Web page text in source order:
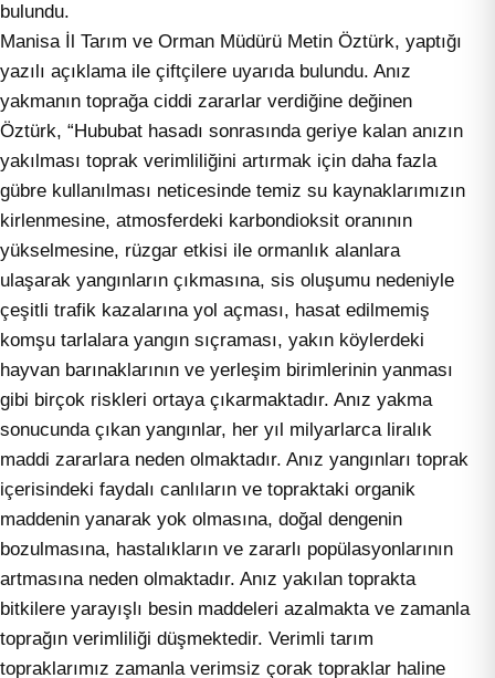
bulundu.
Manisa İl Tarım ve Orman Müdürü Metin Öztürk, yaptığı
yazılı açıklama ile çiftçilere uyarıda bulundu. Anız
yakmanın toprağa ciddi zararlar verdiğine değinen
Öztürk, “Hububat hasadı sonrasında geriye kalan anızın
yakılması toprak verimliliğini artırmak için daha fazla
gübre kullanılması neticesinde temiz su kaynaklarımızın
kirlenmesine, atmosferdeki karbondioksit oranının
yükselmesine, rüzgar etkisi ile ormanlık alanlara
ulaşarak yangınların çıkmasına, sis oluşumu nedeniyle
çeşitli trafik kazalarına yol açması, hasat edilmemiş
komşu tarlalara yangın sıçraması, yakın köylerdeki
hayvan barınaklarının ve yerleşim birimlerinin yanması
gibi birçok riskleri ortaya çıkarmaktadır. Anız yakma
sonucunda çıkan yangınlar, her yıl milyarlarca liralık
maddi zararlara neden olmaktadır. Anız yangınları toprak
içerisindeki faydalı canlıların ve topraktaki organik
maddenin yanarak yok olmasına, doğal dengenin
bozulmasına, hastalıkların ve zararlı popülasyonlarının
artmasına neden olmaktadır. Anız yakılan toprakta
bitkilere yarayışlı besin maddeleri azalmakta ve zamanla
toprağın verimliliği düşmektedir. Verimli tarım
topraklarımız zamanla verimsiz çorak topraklar haline